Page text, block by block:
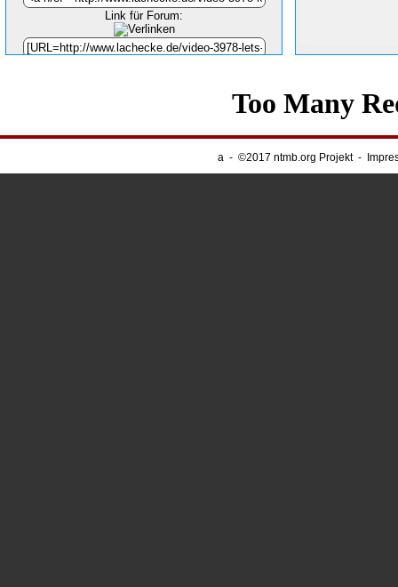
Link für Forum:
a - ©2017 ntmb.org Projekt -